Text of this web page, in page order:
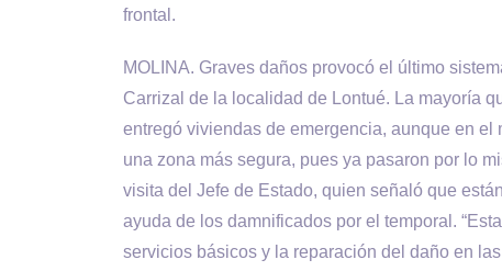
frontal.
MOLINA. Graves daños provocó el último
Carrizal de la localidad de Lontué. La mayoría
entregó viviendas de emergencia, aunque en
una zona más segura, pues ya pasaron por lo
visita del Jefe de Estado, quien señaló que
ayuda de los damnificados por el temporal.
servicios básicos y la reparación del daño en